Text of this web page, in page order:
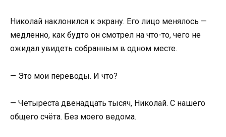
Николай наклонился к экрану. Его лицо менялось —
медленно, как будто он смотрел на что-то, чего не
ожидал увидеть собранным в одном месте.
— Это мои переводы. И что?
— Четыреста двенадцать тысяч, Николай. С нашего
общего счёта. Без моего ведома.